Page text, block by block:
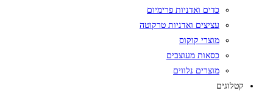
כדים ואדניות פרימיום
עציצים ואדניות טרקוטה
מוצרי קוקוס
כסאות מעוצבים
מוצרים נלווים
קטלוגים